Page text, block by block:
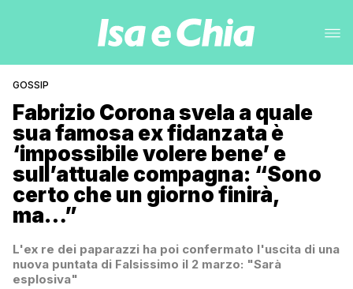
GOSSIP
Fabrizio Corona svela a quale
sua famosa ex fidanzata è
‘impossibile volere bene’ e
sull’attuale compagna: “Sono
certo che un giorno finirà,
ma…”
L'ex re dei paparazzi ha poi confermato l'uscita di una
nuova puntata di Falsissimo il 2 marzo: "Sarà
esplosiva"